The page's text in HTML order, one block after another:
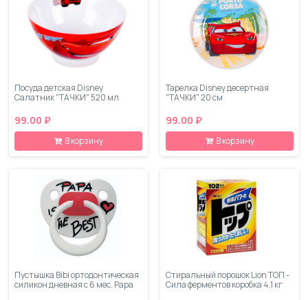
Посуда детская Disney
Салатник "ТАЧКИ" 520 мл
99.00 ₽
В корзину
Тарелка Disney десертная
"ТАЧКИ" 20 см
99.00 ₽
В корзину
Пустышка Bibi ортодонтическая
силикон дневная с 6 мес. Рара
Стиральный порошок Lion ТОП -
Сила ферментов коробка 4,1 кг